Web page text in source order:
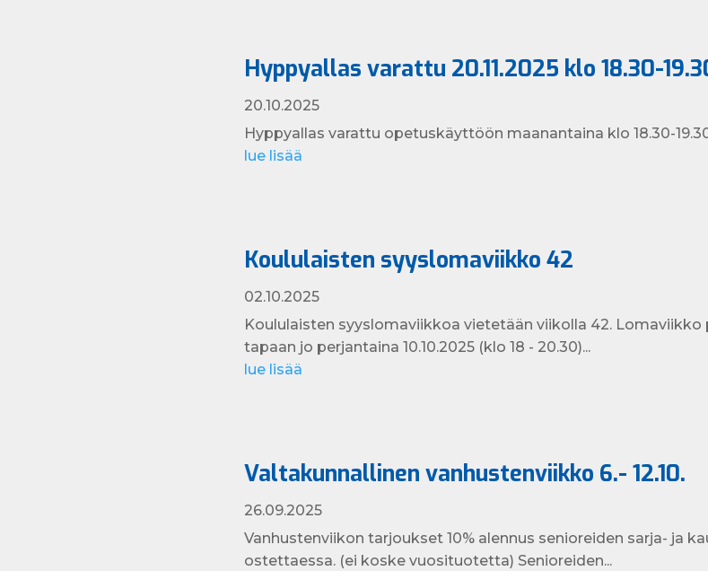
Hyppyallas varattu 20.11.2025 klo 18.30-
20.10.2025
Hyppyallas varattu opetuskäyttöön maanantaina klo 18.30-
lue lisää
Koululaisten syyslomaviikko 42
02.10.2025
Koululaisten syyslomaviikkoa vietetään viikolla 42.
tapaan jo perjantaina 10.10.2025 (klo 18 - 20.30)...
lue lisää
Valtakunnallinen vanhustenviikko 6.- 12.10.
26.09.2025
Vanhustenviikon tarjoukset 10% alennus senioreiden sarja- ja
ostettaessa. (ei koske vuosituotetta) Senioreiden...